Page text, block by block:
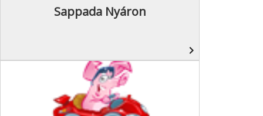
Sappada Nyáron
navigate_next